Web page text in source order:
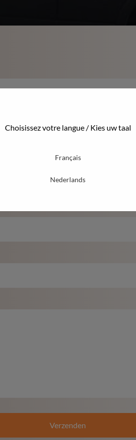
Choisissez votre langue / Kies uw taal
Français
Nederlands